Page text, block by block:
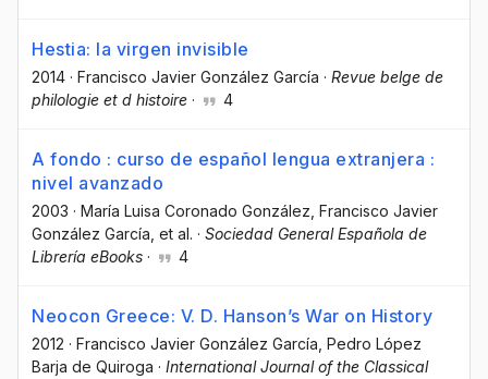
Hestia: la virgen invisible
2014 · Francisco Javier González García · Revue belge de
philologie et d histoire · 4
A fondo : curso de español lengua extranjera :
nivel avanzado
2003 · María Luisa Coronado González , Francisco Javier
González García , et al. · Sociedad General Española de
Librería eBooks · 4
Neocon Greece: V. D. Hanson’s War on History
2012 · Francisco Javier González García , Pedro López
Barja de Quiroga · International Journal of the Classical